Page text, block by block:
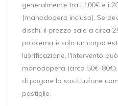
generalmente tra i 100€ e i
(manodopera inclusa). Se
dischi, il prezzo sale a circa
problema è solo un corpo
lubrificazione, l'intervento
manodopera (circa 50€-
di pagare la sostituzione
pastiglie.